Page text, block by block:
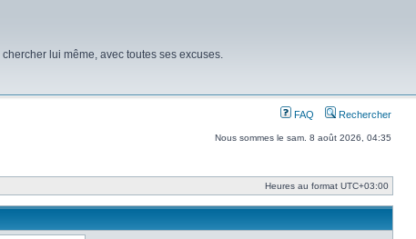
lui même, avec toutes ses excuses.
FAQ Rechercher
Nous sommes le sam. 8 août 2026, 04:35
Heures au format UTC+03:00